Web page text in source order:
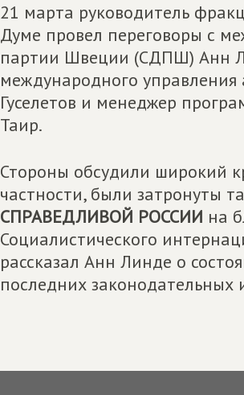
21 марта руководитель
Думе провел переговоры с
партии Швеции (СДПШ) Анн
международного
Гуселетов и менеджер
Таир.
Стороны обсудили широкий
частности, были затронуты
СПРАВЕДЛИВОЙ РОССИИ на
Социалистического
рассказал Анн Линде о
последних